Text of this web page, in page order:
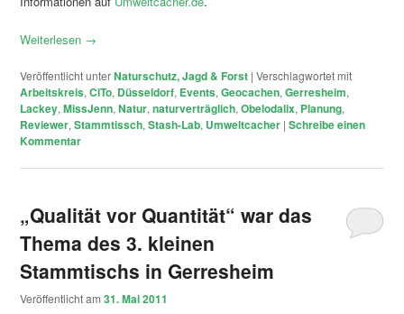
Weiterlesen →
Veröffentlicht unterNaturschutz, Jagd & Forst |Verschlagwortet mit
Arbeitskreis,CiTo, Düsseldorf, Events,Geocachen,Gerresheim,
Lackey,MissJenn,Natur,naturverträglich,Obelodalix, Planung,
Reviewer,Stammtissch,Stash-Lab, Umweltcacher |Schreibe einen
Kommentar
„Qualität vor Quantität“ war das
Thema des 3. kleinen
Stammtischs in Gerresheim
Veröffentlicht am31. Mai 2011